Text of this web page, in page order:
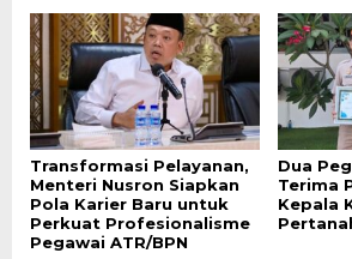
Transformasi Pelayanan,
Menteri Nusron Siapkan
Pola Karier Baru untuk
Perkuat Profesionalisme
Pegawai ATR/BPN
Dua
Terima
Kepala